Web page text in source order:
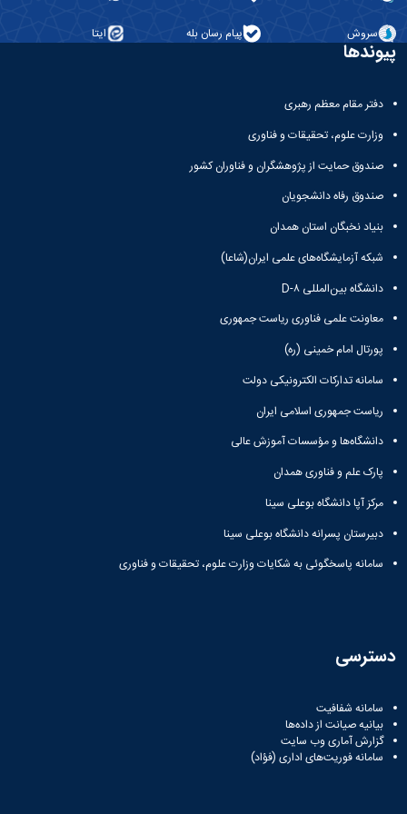
سروش پیام رسان بله ایتا
پیوندها
دفتر مقام معظم رهبری
وزارت علوم، تحقیقات و فناوری
صندوق حمایت از پژوهشگران و فناوران کشور
صندوق رفاه دانشجویان
بنیاد نخبگان استان همدان
شبکه آزمایشگاه‌های علمی ایران(شاعا)
دانشگاه بین‌المللی D-۸
معاونت علمی فناوری ریاست جمهوری
پورتال امام خمینی (ره)
سامانه تدارکات الکترونیکی دولت
ریاست جمهوری اسلامی ایران
دانشگاه‌ها و مؤسسات آموزش عالی
پارک علم و فناوری همدان
مرکز آپا دانشگاه بوعلی سینا
دبیرستان پسرانه دانشگاه بوعلی سینا
سامانه پاسخگوئی به شکایات وزارت علوم، تحقیقات و فناوری
دسترسی
سامانه شفافیت
بیانیه صیانت از داده‌ها
گزارش آماری وب‌ سایت
سامانه فوریت‌های اداری (فؤاد)